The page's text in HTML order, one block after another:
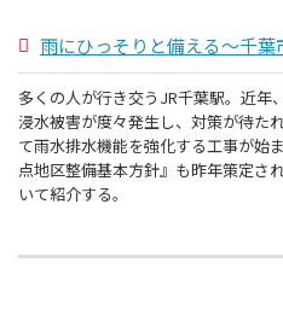
雨にひっそりと備える～千
多くの人が行き交うJR千葉駅。近年
浸水被害が度々発生し、対策が待た
て雨水排水機能を強化する工事が始
点地区整備基本方針』も昨年策定さ
いて紹介する。